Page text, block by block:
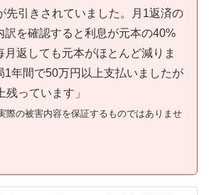
先引きされていました。月1返済の
訳を確認すると利息が元本の40%
月返しても元本がほとんど減りま
1年間で50万円以上支払いましたが
っています」
際の被害内容を保証するものではありませ